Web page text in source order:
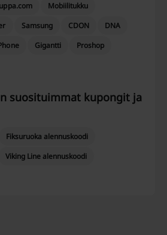
Mobiilitukku
Samsung CDON
DNA
Gigantti
Proshop
suosituimmat kupongit ja
Fiksuruoka alennuskoodi
Viking Line alennuskoodi